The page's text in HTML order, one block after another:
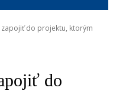
do projektu, ktorým
do